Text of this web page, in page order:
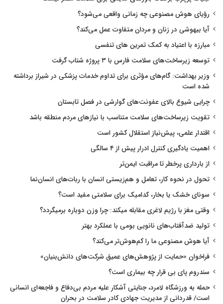
رؤیای هوش مصنوعی چه زمانی واقعی می‌شود؟
آیا بیهوشی در زنان و مردان متفاوت عمل می‌کند؟
مبارزه با اعتیاد به کمک تمرین های تنفسی
توسعه زیرساخت‌های سلامت فارس با ۳ پروژه شتاب گرفت
وزیر بهداشت: گام‌های مؤثری برای تداوم خدمات پزشکی در شیراز برداشته
شده است
چرایی شیوع بالای عفونت‌های گوارشی در فصل تابستان
تقویت زیرساخت‌های سلامت متناسب با نیازهای مردم منطقه باشد
اقتدار علمی، پیش‌نیاز استقلال کشور است
اهمیت یادگیری کنترل ادرار پیش از ۴ سالگی
از بارداری پرخطر تا مراقبت ایمن‌تر
تحول در نحوه کار، تعامل و هم‌زیستی انسان با ربات‌های انسان‌نما
سونای خشک یا بخار، کدامیک برای سلامتی مفید است؟
وقتی مغز با رژیم لاغری مقابله میکند: چرا وزن دوباره برمیگردد؟
تولید ضدآفتاب‌های نانویی بومی با عملکرد بهتر
آیا هوش مصنوعی ما را کم‌هوش‌تر می‌کند؟
فراخوان «حمایت از پژوهش‌های عمیق شرکت‌های دانش‌بنیان»
سندروم پای بی قرار چه بیماری است؟
حمله به ورزشگاه لامرد، جنایتی آشکار علیه مردم بی‌دفاع و فاجعه‌ای انسانی
است/ قدردانی از مدیریت جهادی کادر سلامت در بحران